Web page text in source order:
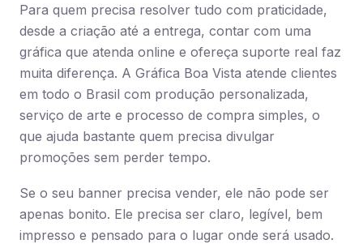
Para quem precisa resolver tudo com praticidade,
desde a criação até a entrega, contar com uma
gráfica que atenda online e ofereça suporte real faz
muita diferença. A Gráfica Boa Vista atende clientes
em todo o Brasil com produção personalizada,
serviço de arte e processo de compra simples, o
que ajuda bastante quem precisa divulgar
promoções sem perder tempo.
Se o seu banner precisa vender, ele não pode ser
apenas bonito. Ele precisa ser claro, legível, bem
impresso e pensado para o lugar onde será usado.